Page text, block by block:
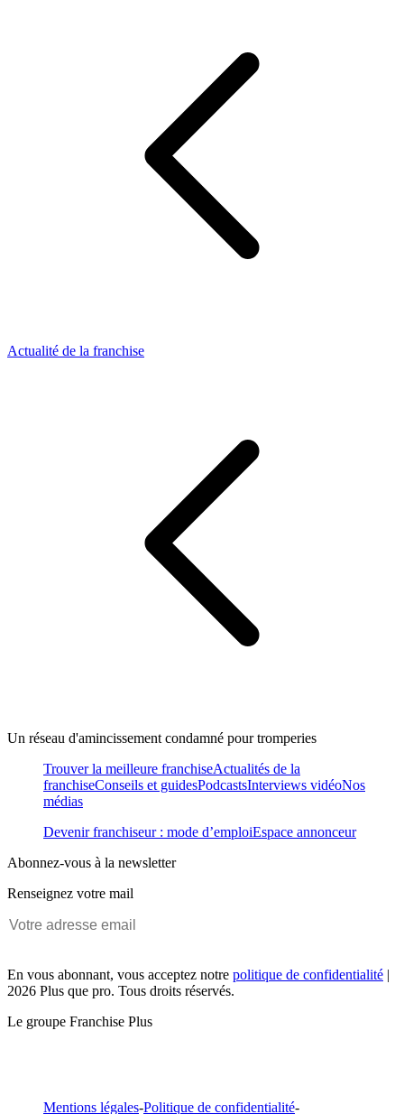
Actualité de la franchise
Un réseau d'amincissement condamné pour tromperies
Trouver la meilleure franchiseActualités de la
franchiseConseils et guidesPodcastsInterviews vidéoNos
médias
Devenir franchiseur : mode d’emploiEspace annonceur
Abonnez-vous à la newsletter
Renseignez votre mail
En vous abonnant, vous acceptez notre politique de confidentialité |
2026 Plus que pro. Tous droits réservés.
Le groupe Franchise Plus
Mentions légales-Politique de confidentialité-